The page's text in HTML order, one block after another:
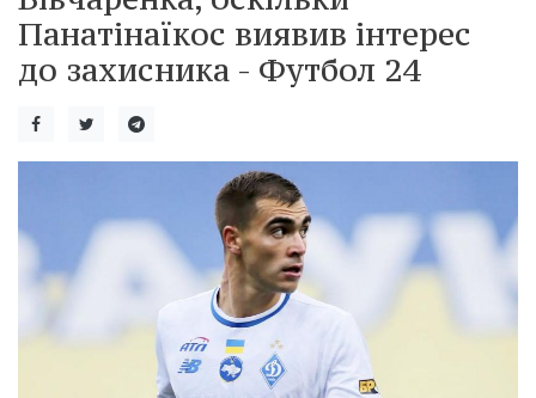
Панатінаїкос виявив інтерес
до захисника - Футбол 24